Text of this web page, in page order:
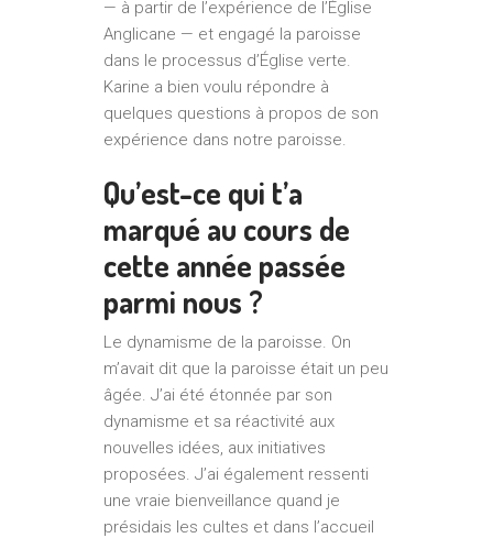
— à partir de l’expérience de l’Église
Anglicane — et engagé la paroisse
dans le processus d’Église verte.
Karine a bien voulu répondre à
quelques questions à propos de son
expérience dans notre paroisse.
Qu’est-ce qui t’a
marqué au cours de
cette année passée
parmi nous ?
Le dynamisme de la paroisse. On
m’avait dit que la paroisse était un peu
âgée. J’ai été étonnée par son
dynamisme et sa réactivité aux
nouvelles idées, aux initiatives
proposées. J’ai également ressenti
une vraie bienveillance quand je
présidais les cultes et dans l’accueil